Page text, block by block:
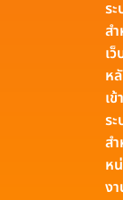
ร
ส
เ
ห
เข้
ร
ส
ห
ง